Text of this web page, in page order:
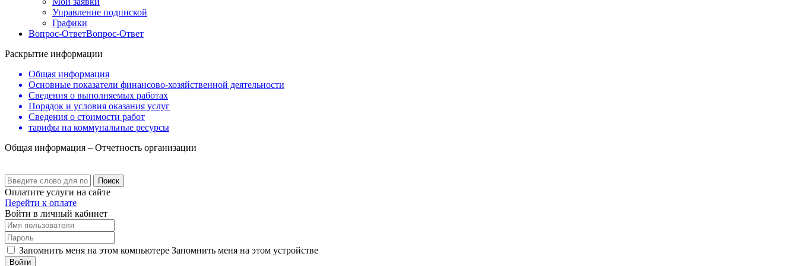
Управление подпиской
Графики
Вопрос-ОтветВопрос-Ответ
Раскрытие информации
Общая информация
Основные показатели финансово-хозяйственной деятельности
Сведения о выполняемых работах
Порядок и условия оказания услуг
Сведения о стоимости работ
тарифы на коммунальные ресурсы
Общая информация – Отчетность организации
Поиск
Оплатите услуги на сайте
Перейти к оплате
Войти в личный кабинет
Запомнить меня на этом компьютере Запомнить меня на этом устройстве